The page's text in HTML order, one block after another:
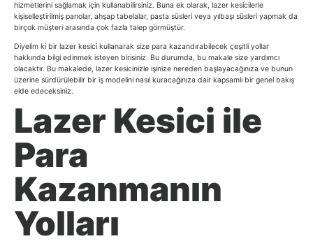
hizmetlerini sağlamak için kullanabilirsiniz. Buna ek olarak, lazer kesicilerle
kişiselleştirilmiş panolar, ahşap tabelalar, pasta süsleri veya yılbaşı süsleri yapmak da
birçok müşteri arasında çok fazla talep görmüştür.
Diyelim ki bir lazer kesici kullanarak size para kazandırabilecek çeşitli yollar
hakkında bilgi edinmek isteyen birisiniz. Bu durumda, bu makale size yardımcı
olacaktır. Bu makalede, lazer kesicinizle işinize nereden başlayacağınıza ve bunun
üzerine sürdürülebilir bir iş modelini nasıl kuracağınıza dair kapsamlı bir genel bakış
elde edeceksiniz.
Lazer Kesici ile
Para
Kazanmanın
Yolları